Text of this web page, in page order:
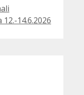
14.6.2026